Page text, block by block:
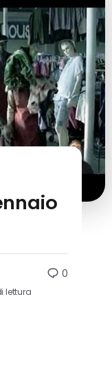
lettura
0